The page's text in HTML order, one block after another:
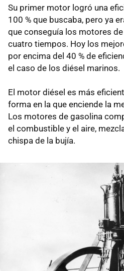
Su primer motor logró una
100 % que buscaba, pero ya
que conseguía los motores
cuatro tiempos. Hoy los
por encima del 40 % de
el caso de los diésel marinos.
El motor diésel es más
forma en la que enciende la
Los motores de gasolina
el combustible y el aire,
chispa de la bujía.